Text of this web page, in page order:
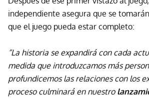
independiente asegura que se
que el juego pueda estar completo:
“La historia se expandirá con cada
medida que introduzcamos más
profundicemos las relaciones con los
proceso culminará en nuestro